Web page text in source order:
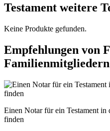
Testament weitere
Keine Produkte gefunden.
Empfehlungen von
Einen Notar für ein Testament in
finden